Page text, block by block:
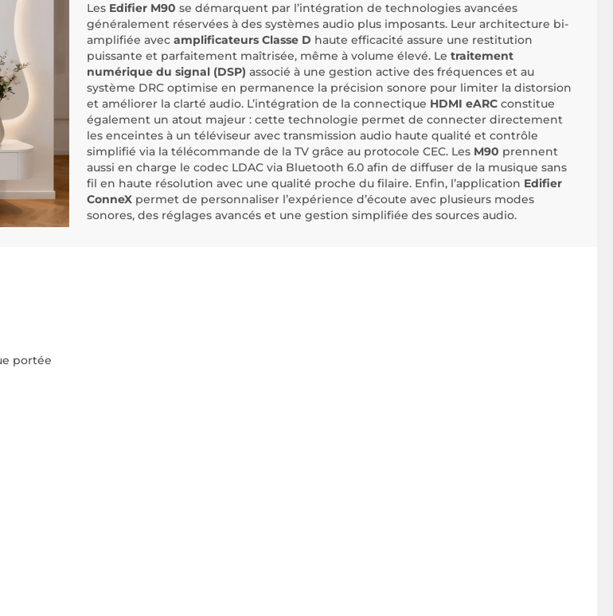
Les Edifier M90 se démarquent par l’intégration de technologies avancées
généralement réservées à des systèmes audio plus imposants. Leur architecture bi-
amplifiée avec amplificateurs Classe D haute efficacité assure une restitution
puissante et parfaitement maîtrisée, même à volume élevé. Le traitement
numérique du signal (DSP) associé à une gestion active des fréquences et au
système DRC optimise en permanence la précision sonore pour limiter la distorsion
et améliorer la clarté audio. L’intégration de la connectique HDMI eARC constitue
également un atout majeur : cette technologie permet de connecter directement
les enceintes à un téléviseur avec transmission audio haute qualité et contrôle
simplifié via la télécommande de la TV grâce au protocole CEC. Les M90 prennent
aussi en charge le codec LDAC via Bluetooth 6.0 afin de diffuser de la musique sans
fil en haute résolution avec une qualité proche du filaire. Enfin, l’application Edifier
ConneX permet de personnaliser l’expérience d’écoute avec plusieurs modes
sonores, des réglages avancés et une gestion simplifiée des sources audio.
portée